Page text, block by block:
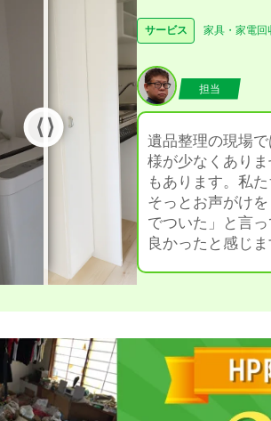
サービス 家具・家電回
担当
遺品整理の現場
様が少なくあり
もあります。私
そっとお声がけ
でついた」と言
良かったと感じま